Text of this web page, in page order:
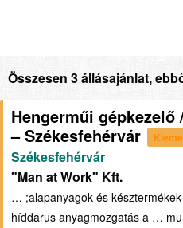
Összesen 3 állásajánlat,
Hengerműi
– Székesfehérvár
Székesfehérvár
"Man at Work" Kft.
… ;alapanyagok és
híddarus anyagmozgatás a …